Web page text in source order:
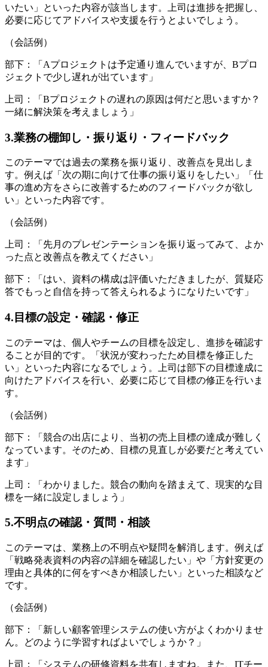
いたい」といった内容が該当します。上司は進捗を把握し、
必要に応じてアドバイスや支援を行うとよいでしょう。
（会話例）
部下：「Aプロジェクトは予定通り進んでいますが、Bプロ
ジェクトで少し遅れが出ています」
上司：「Bプロジェクトの遅れの原因は何だと思いますか？
一緒に解決策を考えましょう」
3.業務の棚卸し・振り返り・フィードバック
このテーマでは過去の業務を振り返り、改善点を見出しま
す。例えば「次の期に向けて仕事の振り返りをしたい」「仕
事の進め方をさらに改善するためのフィードバックが欲し
い」といった内容です。
（会話例）
上司：「先月のプレゼンテーションを振り返ってみて、よか
った点と改善点を教えてください」
部下：「はい、資料の構成は評価いただきましたが、質疑応
答でもっと自信を持って答えられるようになりたいです」
4.目標の設定・確認・修正
このテーマは、個人やチームの目標を設定し、進捗を確認す
ることが目的です。「状況が変わったため目標を修正した
い」といった内容になるでしょう。上司は部下の目標達成に
向けたアドバイスを行い、必要に応じて目標の修正を行いま
す。
（会話例）
部下：「競合の出店により、当初の売上目標の達成が難しく
なっています。そのため、目標の見直しが必要だと考えてい
ます」
上司：「わかりました。競合の動向を踏まえて、現実的な目
標を一緒に設定しましょう」
5.不明点の確認・質問・相談
このテーマは、業務上の不明点や疑問を解消します。例えば
「戦略発表資料の内容の詳細を確認したい」や「方針変更の
理由と具体的に何をすべきか相談したい」といった相談など
です。
（会話例）
部下：「新しい顧客管理システムの使い方がよくわかりませ
ん。どのように学習すればよいでしょうか？」
上司：「システムの研修資料を共有しますね。また、ITチー